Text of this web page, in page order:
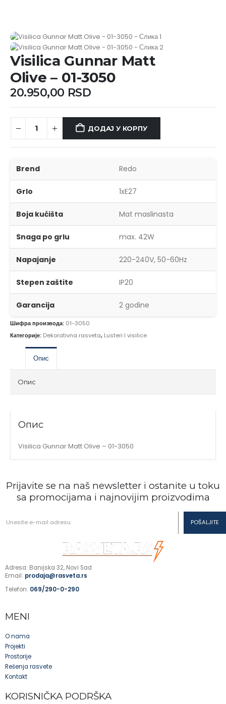
Visilica Gunnar Matt
Olive – 01-3050
20.950,00 RSD
ДОДАЈ У КОРПУ
Brend Redo
Grlo 1xE27
Boja kućišta Mat maslinasta
Snaga po grlu max. 42W
Napajanje 220-240V, 50-60Hz
Stepen zaštite IP20
Garancija 2 godine
Шифра производа: 01-3050
Категорије: Dekorativna rasveta, Lusteri I visilice
Опис
Опис
Опис
Visilica Gunnar Matt Olive – 01-3050
Prijavite se na naš newsletter i ostanite u toku
sa promocijama i najnovijim proizvodima
Adresa: Banijska 32, Novi Sad
Email: prodaja@rasveta.rs
Telefon: 069/290-0-290
MENI
O nama
Projekti
Prostorije
Rešenja rasvete
Kontakt
KORISNIČKA PODRŠKA